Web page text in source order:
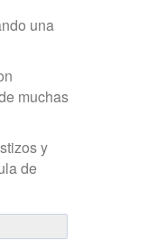
una
muchas
y
de